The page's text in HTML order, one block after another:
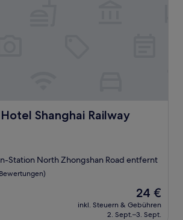
Shanghai Railway
Shanghai Railway Station
Station North Zhongshan Road entfernt
Der
Preis
beträgt
24 €
inkl. Steuern & Gebühren
2. Sept.–3. Sept.